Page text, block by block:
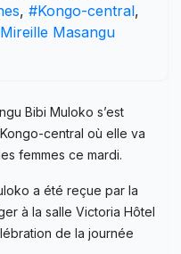
, #Kongo-central,
Masangu
Bibi Muloko s’est
central où elle va
femmes ce mardi.
a été reçue par la
à la salle Victoria Hôtel
de la journée